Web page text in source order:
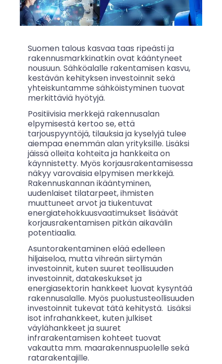
Suomen talous kasvaa taas ripeästi ja
rakennusmarkkinatkin ovat kääntyneet
nousuun. Sähköalalle rakentamisen kasvu,
kestävän kehityksen investoinnit sekä
yhteiskuntamme sähköistyminen tuovat
merkittäviä hyötyjä.
Positiivisia merkkejä rakennusalan
elpymisestä kertoo se, että
tarjouspyyntöjä, tilauksia ja kyselyjä tulee
aiempaa enemmän alan yrityksille. Lisäksi
jäissä olleita kohteita ja hankkeita on
käynnistetty. Myös korjausrakentamisessa
näkyy varovaisia elpymisen merkkejä.
Rakennuskannan ikääntyminen,
uudenlaiset tilatarpeet, ihmisten
muuttuneet arvot ja tiukentuvat
energiatehokkuusvaatimukset lisäävät
korjausrakentamisen pitkän aikavälin
potentiaalia.
Asuntorakentaminen elää edelleen
hiljaiseloa, mutta vihreän siirtymän
investoinnit, kuten suuret teollisuuden
investoinnit, datakeskukset ja
energiasektorin hankkeet luovat kysyntää
rakennusalalle. Myös puolustusteollisuuden
investoinnit tukevat tätä kehitystä. Lisäksi
isot infrahankkeet, kuten julkiset
väylähankkeet ja suuret
infrarakentamisen kohteet tuovat
vakautta mm. maarakennuspuolelle sekä
ratarakentajille.